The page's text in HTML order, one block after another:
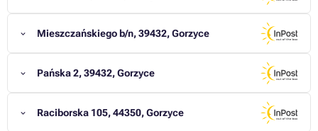
Mieszczańskiego b/n, 39432, Gorzyce
Pańska 2, 39432, Gorzyce
Raciborska 105, 44350, Gorzyce